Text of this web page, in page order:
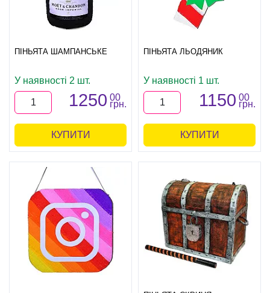
ПІНЬЯТА ШАМПАНСЬКЕ
У наявності 2 шт.
1250 00
грн.
КУПИТИ
ПІНЬЯТА ЛЬОДЯНИК
У наявності 1 шт.
1150 00
грн.
КУПИТИ